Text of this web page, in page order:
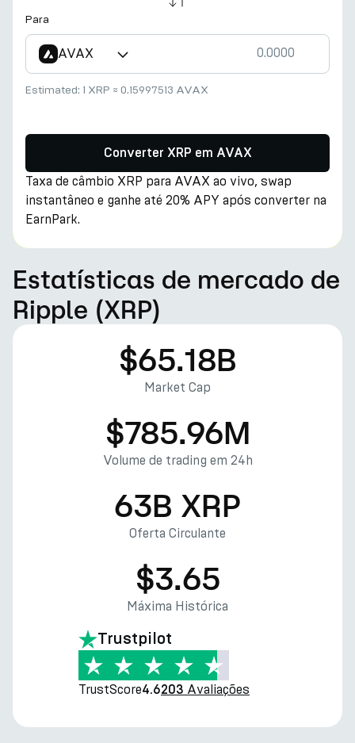
Para
AVAX
Estimated: 1 XRP ≈ 0.15997513 AVAX
Converter XRP em AVAX
Taxa de câmbio XRP para AVAX ao vivo, swap
instantâneo e ganhe até 20% APY após converter na
EarnPark.
Estatísticas de mercado de
Ripple (XRP)
$65.18B
Market Cap
$785.96M
Volume de trading em 24h
63B XRP
Oferta Circulante
$3.65
Máxima Histórica
Trustpilot
TrustScore4.6203 Avaliações